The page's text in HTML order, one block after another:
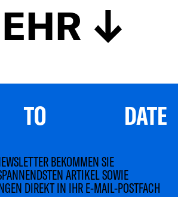
DATE
BEKOMMEN SIE
ARTIKEL SOWIE
DIREKT IN IHR E-MAIL-POSTFACH